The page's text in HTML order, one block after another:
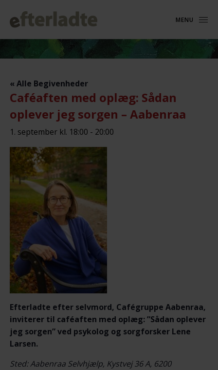
MENU
« Alle Begivenheder
Caféaften med oplæg: Sådan
oplever jeg sorgen – Aabenraa
1. september kl. 18:00 - 20:00
Efterladte efter selvmord, Cafégruppe Aabenraa,
inviterer til caféaften med oplæg: ”Sådan oplever
jeg sorgen” ved psykolog og sorgforsker Lene
Larsen.
Sted: Aabenraa Selvhjælp, Kystvej 36 A, 6200